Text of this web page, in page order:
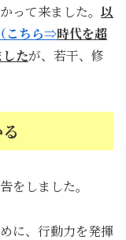
って来ました。 以
（こちら⇒時代を超
たが、若干、修
をしました。
に、行動力を発揮